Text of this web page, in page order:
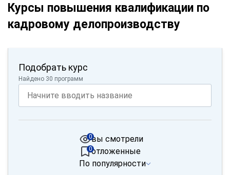
Курсы повышения квалификации по
кадровому делопроизводству
Подобрать курс
Найдено 30 программ
вы смотрели
0
отложенные
0
По популярности